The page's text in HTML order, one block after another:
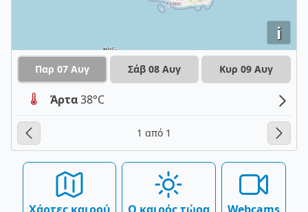
i
Παρ 07 Αυγ Σάβ 08 Αυγ Κυρ 09 Αυγ
Άρτα38°C
1 από 1